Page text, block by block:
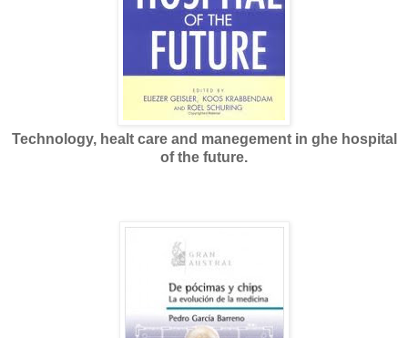
Technology, healt care and manegement in ghe hospital
of the future.